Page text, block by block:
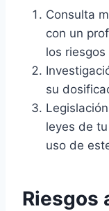
Consulta
con un
los
su
leyes de
uso de
Riesgos